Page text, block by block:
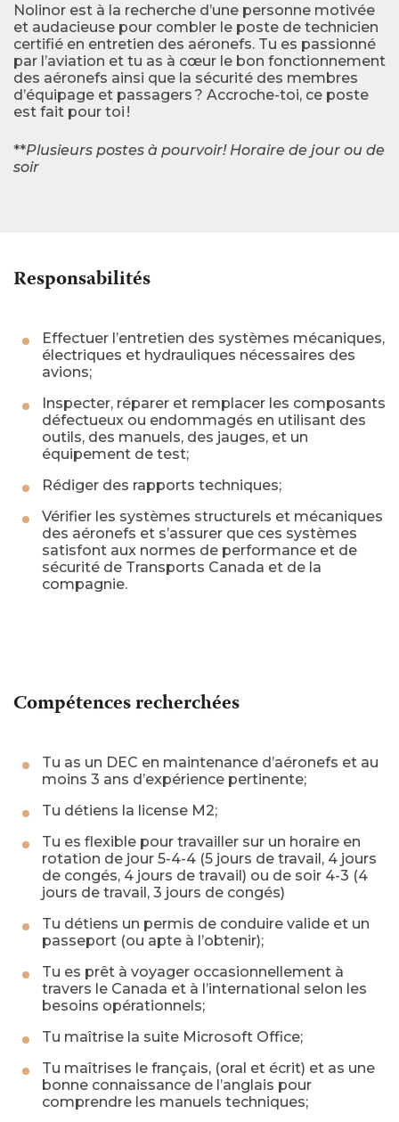
Nolinor est à la recherche d’une personne motivée
et audacieuse pour combler le poste de technicien
certifié en entretien des aéronefs. Tu es passionné
par l’aviation et tu as à cœur le bon fonctionnement
des aéronefs ainsi que la sécurité des membres
d’équipage et passagers ? Accroche-toi, ce poste
est fait pour toi !
**Plusieurs postes à pourvoir! Horaire de jour ou de
soir
Responsabilités
Effectuer l’entretien des systèmes mécaniques,
électriques et hydrauliques nécessaires des
avions;
Inspecter, réparer et remplacer les composants
défectueux ou endommagés en utilisant des
outils, des manuels, des jauges, et un
équipement de test;
Rédiger des rapports techniques;
Vérifier les systèmes structurels et mécaniques
des aéronefs et s’assurer que ces systèmes
satisfont aux normes de performance et de
sécurité de Transports Canada et de la
compagnie.
Compétences recherchées
Tu as un DEC en maintenance d’aéronefs et au
moins 3 ans d’expérience pertinente;
Tu détiens la license M2;
Tu es flexible pour travailler sur un horaire en
rotation de jour 5-4-4 (5 jours de travail, 4 jours
de congés, 4 jours de travail) ou de soir 4-3 (4
jours de travail, 3 jours de congés)
Tu détiens un permis de conduire valide et un
passeport (ou apte à l’obtenir);
Tu es prêt à voyager occasionnellement à
travers le Canada et à l’international selon les
besoins opérationnels;
Tu maîtrise la suite Microsoft Office;
Tu maîtrises le français, (oral et écrit) et as une
bonne connaissance de l’anglais pour
comprendre les manuels techniques;